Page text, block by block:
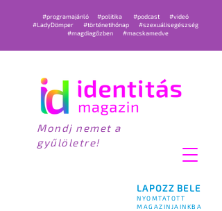
LAPOZZ BELE
NYOMTATOTT
MAGAZINJAINKBA
#programajánló #politika #podcast
#videó
#LadyDömper
#történetihónap
#szexuálisegészség
#magdiagőzben
#macskamedve
Mondj nemet a
gyűlöletre!